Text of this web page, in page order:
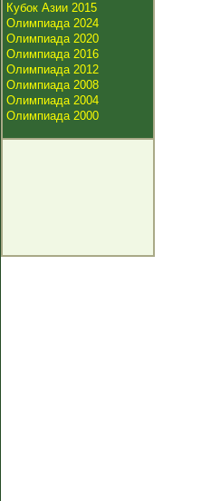
Кубок Азии 2015
Олимпиада 2024
Олимпиада 2020
Олимпиада 2016
Олимпиада 2012
Олимпиада 2008
Олимпиада 2004
Олимпиада 2000